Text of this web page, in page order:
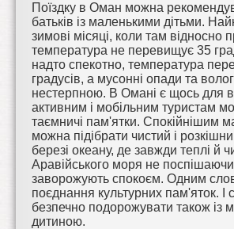
Поїздку в Оман можна
батьків із маленькими дітьми.
зимові місяці, коли там відносно
температура не перевищує 35
надто спекотно, температура
градусів, а мусонні опади та
нестерпною. В Омані є щось для
активним і мобільним туристам
таємничі пам'ятки. Спокійнішим
можна підібрати чистий і
березі океану, де завжди теплі й
Аравійського моря не
заворожують спокоєм. Одним
поєднання культурних пам'яток. І
безпечно подорожувати також із
дитиною.